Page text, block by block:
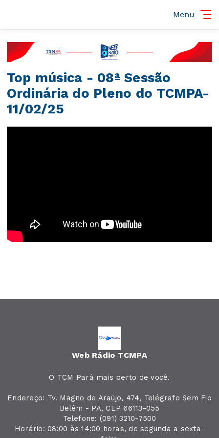
Menu
Top música - 08ª Sessão
Ordinária do Pleno do TCMPA-
11/02/25
Web Rádio TCMPA
O TCM Pará mais perto de você.
Endereço: Tv. Magno de Araújo, 474, Telégrafo Sem Fio
Belém - PA, CEP 66113-055
Telefone: (091) 3210-7500
Horário: 08:00 às 14:00 horas, de segunda a sexta-